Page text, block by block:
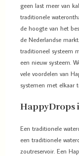
geen last meer van
traditionele
de hoogte van het
de Nederlandse
traditioneel systeem
een nieuw systeem.
vele voordelen van
systemen met elkaar
HappyDrops
Een traditionele
een traditionele
zoutreservoir. Een